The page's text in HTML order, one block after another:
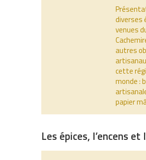
diverses
venues
autres
cette
monde :
papier
Les épices, l’encens